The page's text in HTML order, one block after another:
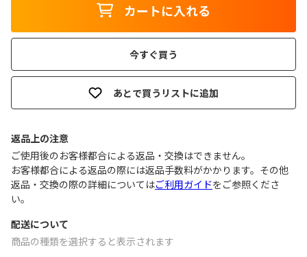
カートに入れる
今すぐ買う
あとで買うリストに追加
返品上の注意
ご使用後のお客様都合による返品・交換はできません｡
お客様都合による返品の際には返品手数料がかかります。その他
返品・交換の際の詳細についてはご利用ガイドをご参照くださ
い。
配送について
商品の種類を選択すると表示されます